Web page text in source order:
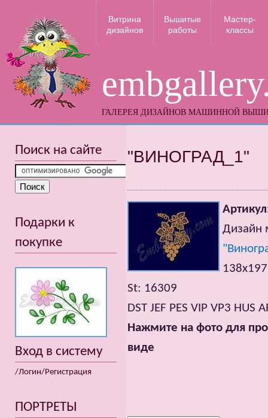
ГАЛЕРЕЯ ДИЗАЙНОВ МАШИННОЙ
Витрина
дизайнов
Вышитые
работы
Мастер-
классы
"ВИНОГРАД_1"
Дизайн
St: 16309
DST JEF PES VIP VP3 HUS
Нажмите на фото для
виде
Поиск на сайте
Подарки к
покупке
Вход в систему
/Логин/Регистрация
ПОРТРЕТЫ